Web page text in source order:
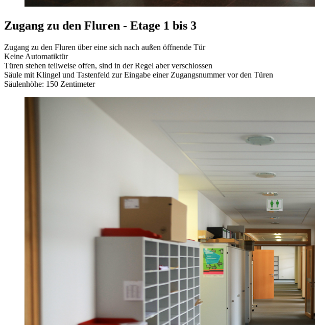
Zugang zu den Fluren - Etage 1 bis 3
Zugang zu den Fluren über eine sich nach außen öffnende Tür
Keine Automatiktür
Türen stehen teilweise offen, sind in der Regel aber verschlossen
Säule mit Klingel und Tastenfeld zur Eingabe einer Zugangsnummer vor den Türen
Säulenhöhe: 150 Zentimeter